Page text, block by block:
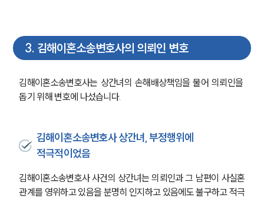
3. 김해이혼소송변호사의 의뢰인 변호
김해이혼소송변호사는 상간녀의 손해배상책임을 물어 의뢰인을
돕기 위해 변호에 나섰습니다.
김해이혼소송변호사 상간녀, 부정행위에
적극적이었음
김해이혼소송변호사 사건의 상간녀는 의뢰인과 그 남편이 사실혼
관계를 영위하고 있음을 분명히 인지하고 있음에도 불구하고 적극